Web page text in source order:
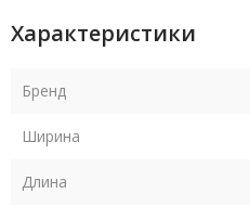
Характеристики
Бренд
Ширина
Длина